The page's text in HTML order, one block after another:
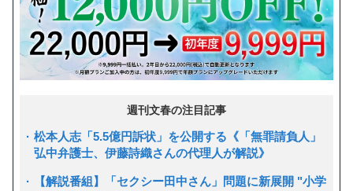
週刊文春の注目記事
松本人志「5.5億円訴状」を公開する《「無罪請負人」
弘中弁護士、伊藤詩織さんの代理人が解説》
【解説番組】「セクシー田中さん」問題に新展開 "小学